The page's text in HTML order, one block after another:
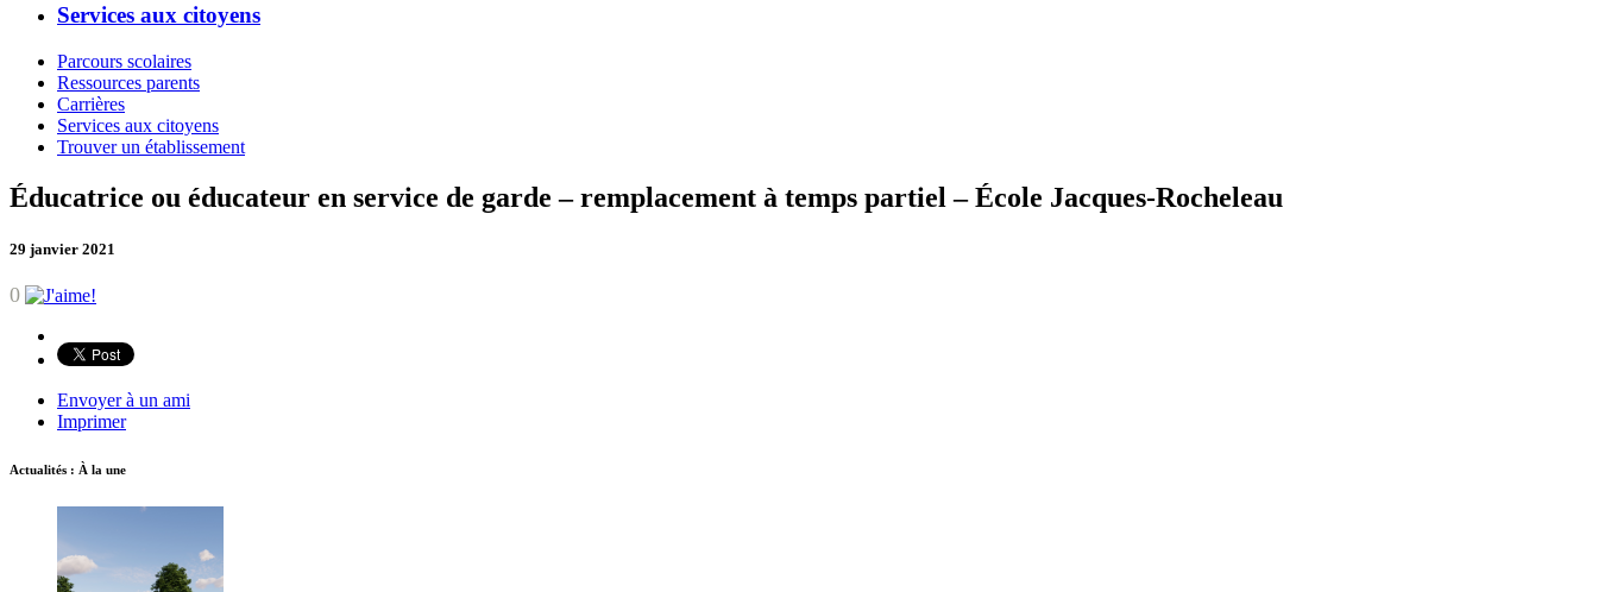
Services aux citoyens
Parcours scolaires
Ressources parents
Carrières
Services aux citoyens
Trouver un établissement
Éducatrice ou éducateur en service de garde – remplacement à temps partiel – École Jacques-Rocheleau
29 janvier 2021
0
Envoyer à un ami
Imprimer
Actualités : À la une